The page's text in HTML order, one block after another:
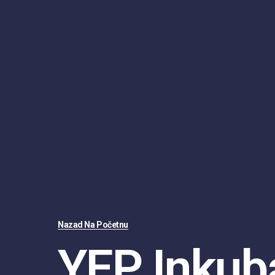
Nazad Na Početnu